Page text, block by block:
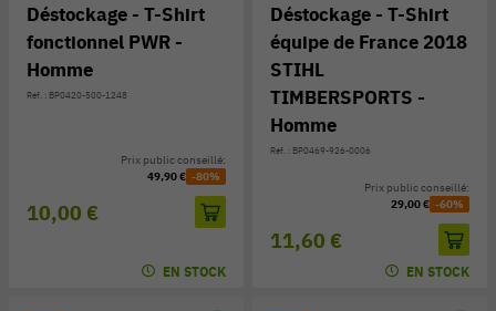
Déstockage - T-Shirt
fonctionnel PWR -
Homme
Réf. : BP0420-500-1248
10,00 €
Prix public conseillé:
49,90 € -80%
EN STOCK
Déstockage - T-Shirt
équipe de France 2018
STIHL
TIMBERSPORTS -
Homme
Réf. : BP0469-926-0006
11,60 €
Prix public conseillé:
29,00 € -60%
EN STOCK